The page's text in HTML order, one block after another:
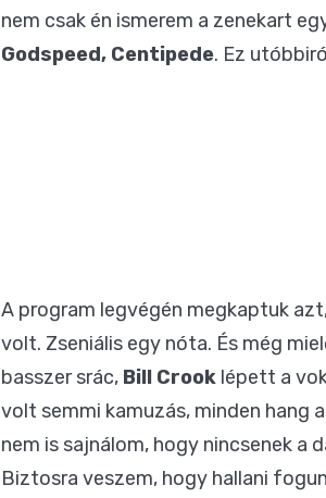
nem csak én ismerem a zenekart
Godspeed, Centipede. Ez
A program legvégén megkaptuk
volt. Zseniális egy nóta. És még
basszer srác, Bill Crook lépett a
volt semmi kamuzás, minden hang
nem is sajnálom, hogy nincsenek a
Biztosra veszem, hogy hallani